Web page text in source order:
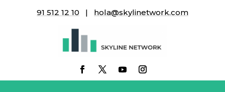
91 512 12 10 | hola@skylinetwork.com
game-tv